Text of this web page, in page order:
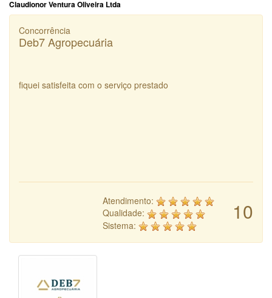
Claudionor Ventura Oliveira Ltda
Concorrência
Deb7 Agropecuária
fiquei satisfeita com o serviço prestado
10
Atendimento:
Qualidade:
Sistema: